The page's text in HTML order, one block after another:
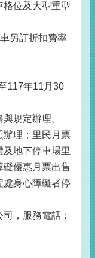
格位及大型重型
另訂折扣費率
117年11月30
規定辦理。
辦理；里民月票
地下停車場里
礙優惠月票出售
處身心障礙者停
，服務電話：